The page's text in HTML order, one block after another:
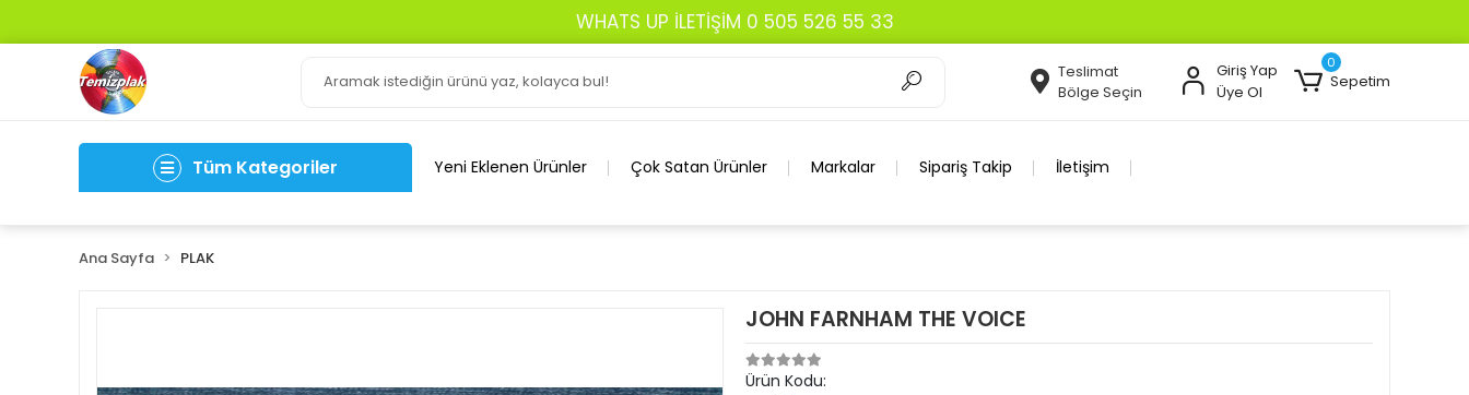
WHATS UP İLETİŞİM 0 505 526 55 33
Teslimat
Bölge Seçin
Giriş Yap
Üye Ol
0
Sepetim
Tüm Kategoriler Yeni Eklenen Ürünler Çok Satan Ürünler Markalar Sipariş Takip İletişim
Ana Sayfa PLAK
JOHN FARNHAM THE VOICE
Ürün Kodu: